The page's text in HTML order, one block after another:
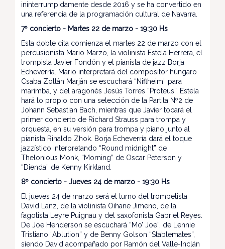
ininterrumpidamente desde 2016 y se ha convertido en
una referencia de la programación cultural de Navarra.
7º concierto - Martes 22 de marzo - 19:30 Hs
Esta doble cita comienza el martes 22 de marzo con el
percusionista Mario Marzo, la violinista Estela Herrera, el
trompista Javier Fondón y el pianista de jazz Borja
Echeverría. Mario interpretará del compositor húngaro
Csaba Zoltán Marján se escuchará “Niflheim” para
marimba, y del aragonés Jesús Torres “Proteus”. Estela
hará lo propio con una selección de la Partita Nº2 de
Johann Sebastian Bach, mientras que Javier tocará el
primer concierto de Richard Strauss para trompa y
orquesta, en su versión para trompa y piano junto al
pianista Rinaldo Zhok. Borja Echeverría dará el toque
jazzístico interpretando “Round midnight” de
Thelonious Monk, “Morning” de Oscar Peterson y
“Dienda” de Kenny Kirkland.
8º concierto - Jueves 24 de marzo - 19:30 Hs
El jueves 24 de marzo será el turno del trompetista
David Lanz, de la violinista Oihane Jimeno, de la
fagotista Leyre Puignau y del saxofonista Gabriel Reyes.
De Joe Henderson se escuchará “Mo’ Joe”, de Lennie
Tristiano “Ablution” y de Benny Golson “Stablemates”,
siendo David acompañado por Ramón del Valle-Inclán